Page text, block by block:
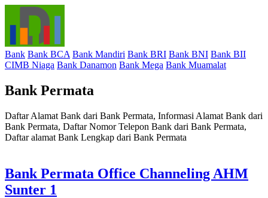
Bank Bank BCA Bank Mandiri Bank BRI Bank BNI Bank BII
CIMB Niaga Bank Danamon Bank Mega Bank Muamalat
Bank Permata
Daftar Alamat Bank dari Bank Permata, Informasi Alamat Bank dari
Bank Permata, Daftar Nomor Telepon Bank dari Bank Permata,
Daftar alamat Bank Lengkap dari Bank Permata
Bank Permata Office Channeling AHM
Sunter 1